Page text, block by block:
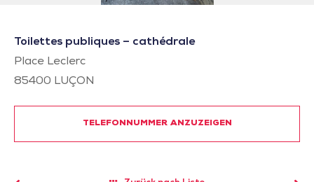
Toilettes publiques – cathédrale
Place Leclerc
85400 LUÇON
TELEFONNUMMER ANZUZEIGEN